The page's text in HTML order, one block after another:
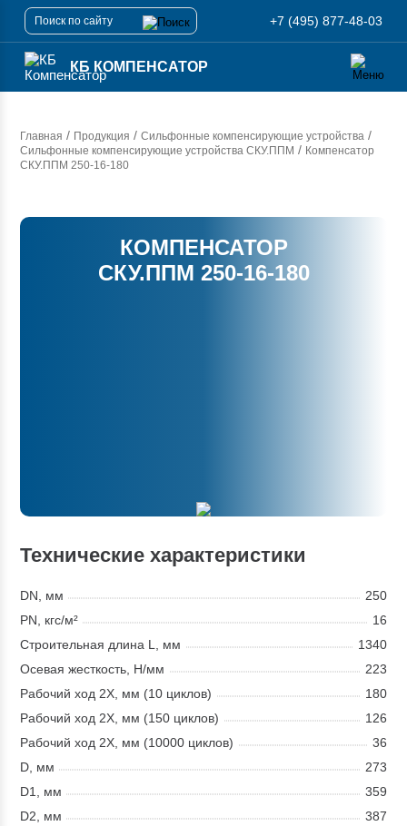
+7 (495) 877-48-03
КБ КОМПЕНСАТОР
Главная / Продукция /Сильфонные компенсирующие устройства /
Сильфонные компенсирующие устройства СКУ.ППМ / Компенсатор
СКУ.ППМ 250-16-180
КОМПЕНСАТОР
СКУ.ППМ 250-16-180
Технические характеристики
DN, мм
250
PN, кгс/м²
16
Строительная длина L, мм
1340
Осевая жесткость, Н/мм
223
Рабочий ход 2X, мм (10 циклов)
180
Рабочий ход 2X, мм (150 циклов)
126
Рабочий ход 2X, мм (10000 циклов)
36
D, мм
273
D1, мм
359
D2, мм
387